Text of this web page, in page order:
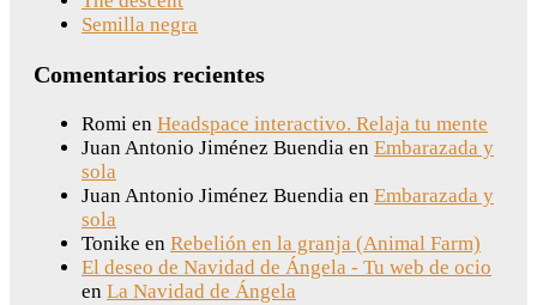
Semilla negra
Comentarios recientes
Romi en Headspace interactivo. Relaja tu mente
Juan Antonio Jiménez Buendia en Embarazada y
sola
Juan Antonio Jiménez Buendia en Embarazada y
sola
Tonike en Rebelión en la granja (Animal Farm)
El deseo de Navidad de Ángela - Tu web de ocio
en La Navidad de Ángela